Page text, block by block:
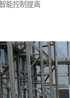
能控制提高